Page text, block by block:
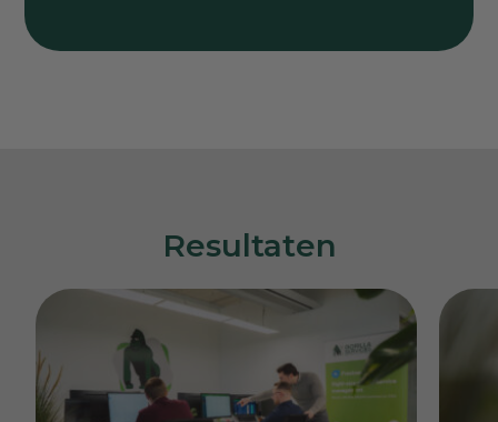
Resultaten